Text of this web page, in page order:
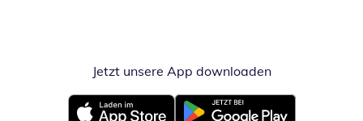
Jetzt unsere App downloadenÖffnet in